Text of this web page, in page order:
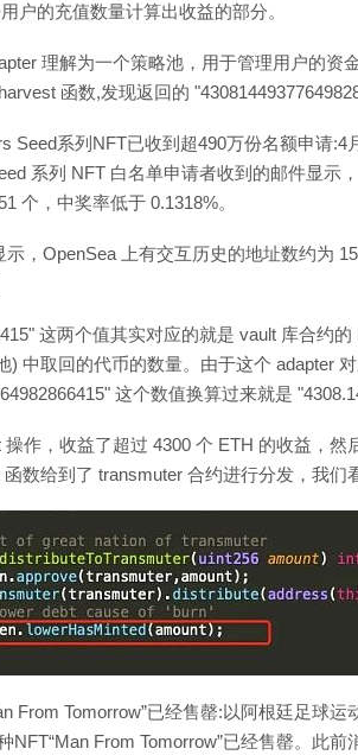
户的充值数量计算出收益的部分。
理解为一个策略池，用于管理用户的资
函数,发现返回的
Seed系列NFT已收到超490万份名额申请
系列 NFT 白名单申请者收到的邮件显示
个，中奖率低于 0.1318%。
，OpenSea 上有交互历史的地址数约为
这两个值其实对应的就是 vault 库合约
) 中取回的代币的数量。由于这个 adapter
这个数值换算过来就是
作，收益了超过 4300 个 ETH 的收益，然
函数给到了 transmuter 合约进行分发，我们
From Tomorrow”已经售罄:以阿根廷足球
NFT“Man From Tomorrow”已经售罄。此